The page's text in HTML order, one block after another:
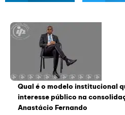
Qual é o modelo institucional
interesse público na
Anastácio Fernando